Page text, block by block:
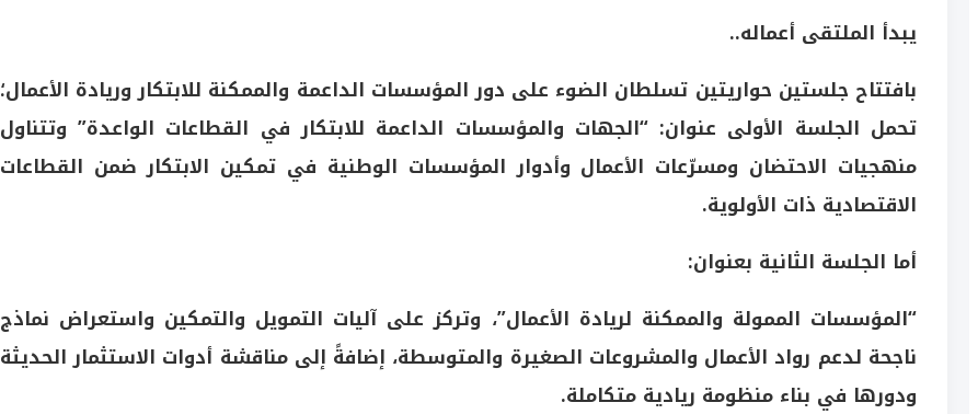
يبدأ الملتقى أعماله..
بافتتاح جلستين حواريتين تسلطان الضوء على دور المؤسسات الداعمة والممكنة للابتكار وريادة الأعمال؛
تحمل الجلسة الأولى عنوان: “الجهات والمؤسسات الداعمة للابتكار في القطاعات الواعدة” وتتناول
منهجيات الاحتضان ومسرّعات الأعمال وأدوار المؤسسات الوطنية في تمكين الابتكار ضمن القطاعات
الاقتصادية ذات الأولوية.
أما الجلسة الثانية بعنوان:
“المؤسسات الممولة والممكنة لريادة الأعمال”، وتركز على آليات التمويل والتمكين واستعراض نماذج
ناجحة لدعم رواد الأعمال والمشروعات الصغيرة والمتوسطة، إضافةً إلى مناقشة أدوات الاستثمار الحديثة
ودورها في بناء منظومة ريادية متكاملة.